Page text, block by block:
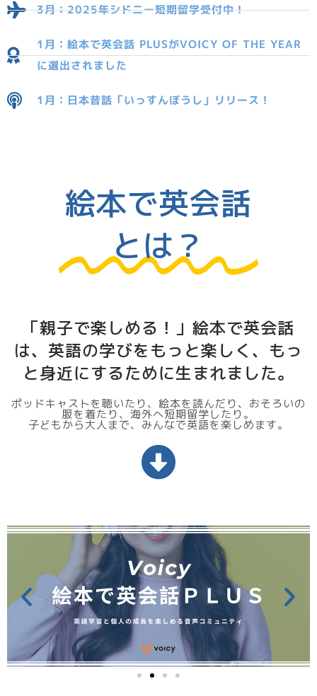
3月：2025年シドニー短期留学受付中！
1月：絵本で英会話 PLUSがVOICY OF THE YEAR
に選出されました
1月：日本昔話「いっすんぼうし」リリース！
絵本で英会話
とは？
「親子で楽しめる！」絵本で英会話
は、英語の学びをもっと楽しく、もっ
と身近にするために生まれました。
ポッドキャストを聴いたり、絵本を読んだり、おそろいの
服を着たり、海外へ短期留学したり。
子どもから大人まで、みんなで英語を楽しめます。